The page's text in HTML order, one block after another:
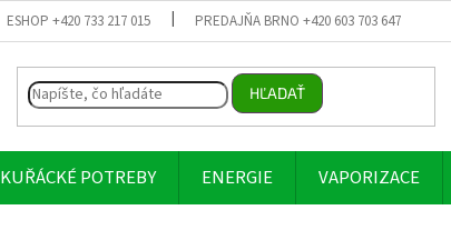
ESHOP +420 733 217 015 PREDAJŇA BRNO +420 603 703 647
HĽADAŤ
KUŘÁCKÉ POTREBY ENERGIE VAPORIZACE